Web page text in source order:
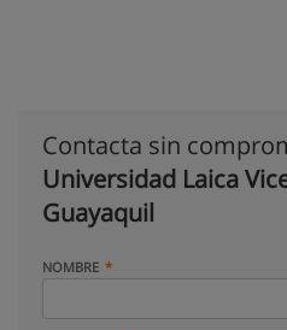
Contacta sin
Universidad Laica
Guayaquil
NOMBRE